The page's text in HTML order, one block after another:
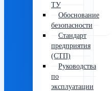
ТУ
Обоснование
безопасности
Стандарт
предприятия
(СТП)
Руководства
по
эксплуатации